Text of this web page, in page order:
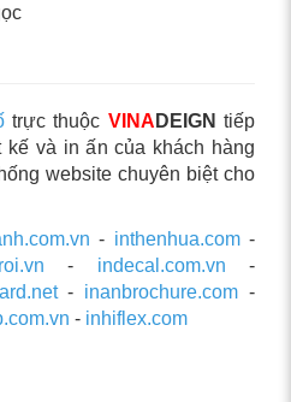
trực thuộc VINA DEIGN tiếp
và in ấn của khách hàng
website chuyên biệt cho
- inthenhua.com-
- indecal.com.vn -
- inanbrochure.com -
- inhiflex.com